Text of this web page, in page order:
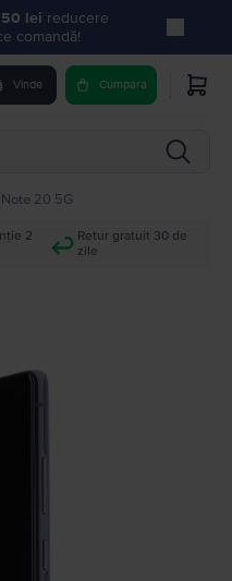
50 lei reducere
comandă!
Vinde Cumpara
20 5G
2
Retur gratuit 30 de
zile